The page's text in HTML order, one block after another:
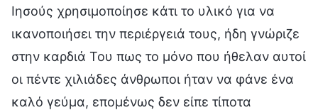
Ιησούς χρησιμοποίησε κάτι το υλικό για να
ικανοποιήσει την περιέργειά τους, ήδη γνώριζε
στην καρδιά Του πως το μόνο που ήθελαν αυτοί
οι πέντε χιλιάδες άνθρωποι ήταν να φάνε ένα
καλό γεύμα, επομένως δεν είπε τίποτα